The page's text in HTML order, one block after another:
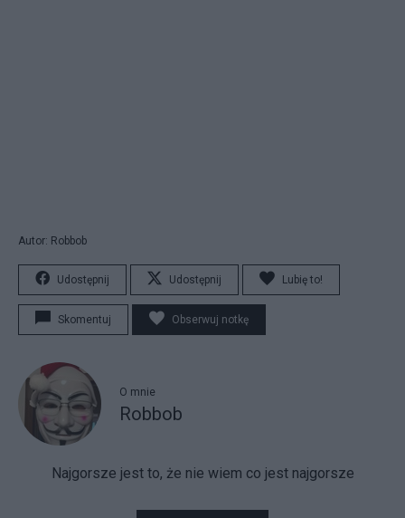
Autor: Robbob
Udostępnij Udostępnij Lubię to!
Skomentuj Obserwuj notkę
O mnie
Robbob
Najgorsze jest to, że nie wiem co jest najgorsze